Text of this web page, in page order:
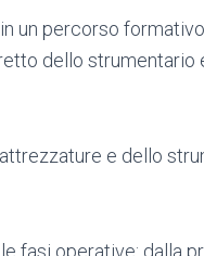
un percorso
dello strumentario
e dello
fasi operative: dalla